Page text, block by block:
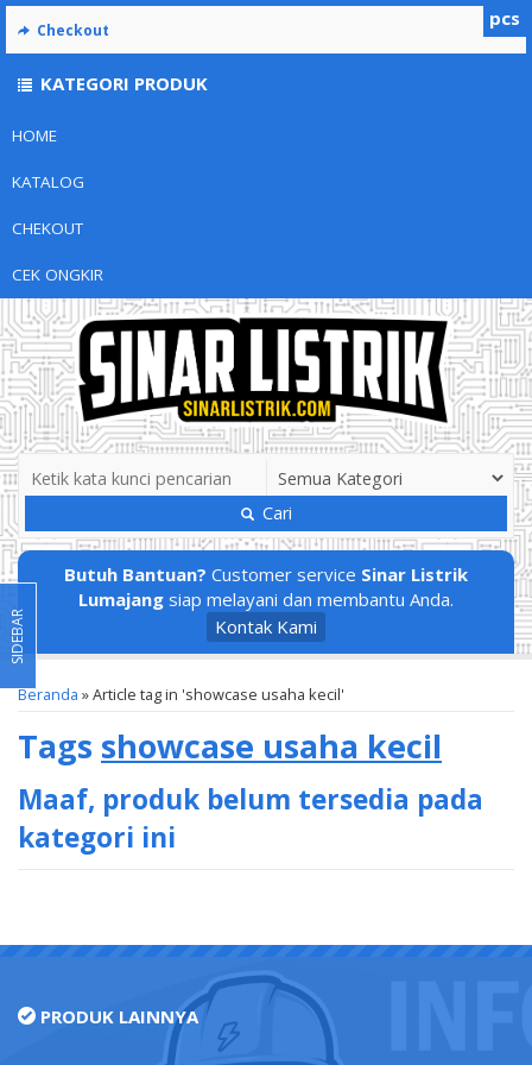
HOME
KATALOG
CHEKOUT
CEK ONGKIR
Cari
Butuh Bantuan? Customer service Sinar Listrik
Lumajang siap melayani dan membantu Anda.
Kontak Kami
Beranda »Article tag in 'showcase usaha kecil'
Tags showcase usaha kecil
Maaf, produk belum tersedia pada
kategori ini
pcs
Checkout
KATEGORI PRODUK
SIDEBAR
PRODUK LAINNYA